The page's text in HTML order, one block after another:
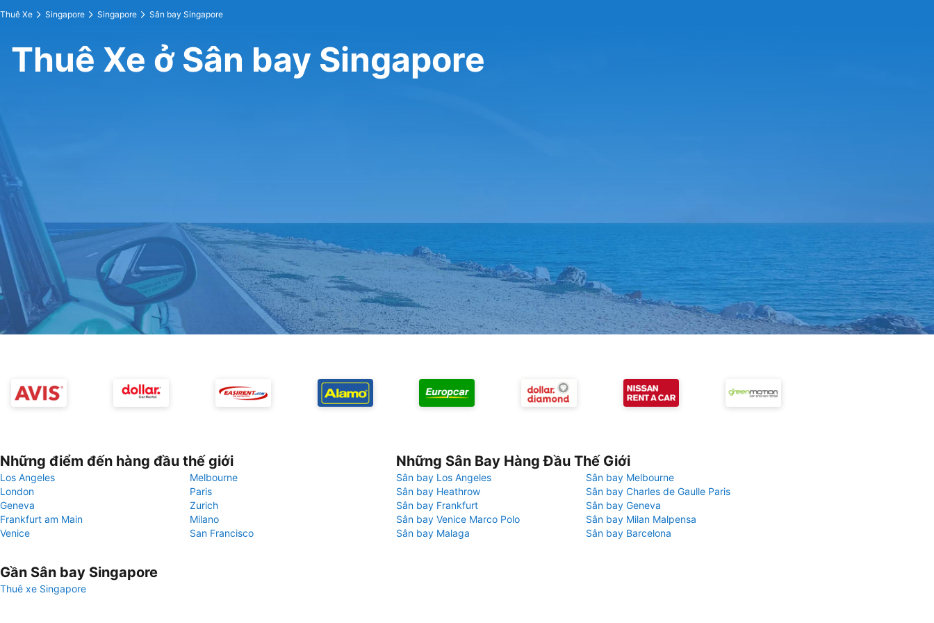
Thuê Xe Singapore Singapore Sân bay Singapore
Thuê Xe ở Sân bay Singapore
Những điểm đến hàng đầu thế giới
Los Angeles
Melbourne
London
Paris
Geneva
Zurich
Frankfurt am Main
Milano
Venice
San Francisco
Những Sân Bay Hàng Đầu Thế Giới
Sân bay Los Angeles
Sân bay Melbourne
Sân bay Heathrow
Sân bay Charles de Gaulle Paris
Sân bay Frankfurt
Sân bay Geneva
Sân bay Venice Marco Polo
Sân bay Milan Malpensa
Sân bay Malaga
Sân bay Barcelona
Gần Sân bay Singapore
Thuê xe Singapore